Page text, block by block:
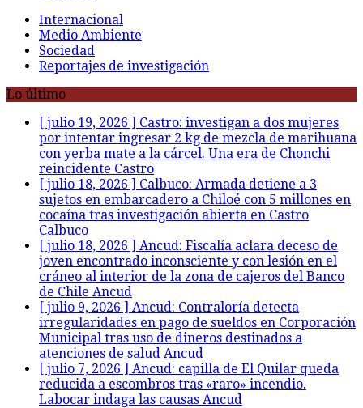
Internacional
Medio Ambiente
Sociedad
Reportajes de investigación
Lo último
[ julio 19, 2026 ] Castro: investigan a dos mujeres
por intentar ingresar 2 kg de mezcla de marihuana
con yerba mate a la cárcel. Una era de Chonchi
reincidente Castro
[ julio 18, 2026 ] Calbuco: Armada detiene a 3
sujetos en embarcadero a Chiloé con 5 millones en
cocaína tras investigación abierta en Castro
Calbuco
[ julio 18, 2026 ] Ancud: Fiscalía aclara deceso de
joven encontrado inconsciente y con lesión en el
cráneo al interior de la zona de cajeros del Banco
de Chile Ancud
[ julio 9, 2026 ] Ancud: Contraloría detecta
irregularidades en pago de sueldos en Corporación
Municipal tras uso de dineros destinados a
atenciones de salud Ancud
[ julio 7, 2026 ] Ancud: capilla de El Quilar queda
reducida a escombros tras «raro» incendio.
Labocar indaga las causas Ancud